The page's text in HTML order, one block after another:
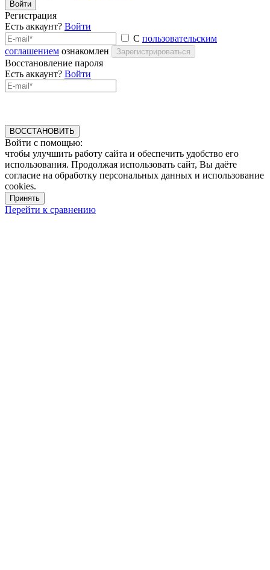
Войти
Регистрация
Есть аккаунт? Войти
С пользовательским
соглашением ознакомлен Зарегистрироваться
Восстановление пароля
Есть аккаунт? Войти
ВОССТАНОВИТЬ
Войти с помощью:
чтобы улучшить работу сайта и обеспечить удобство его
использования. Продолжая использовать сайт, Вы даёте
согласие на обработку персональных данных и использование
cookies.
Принять
Перейти к сравнению